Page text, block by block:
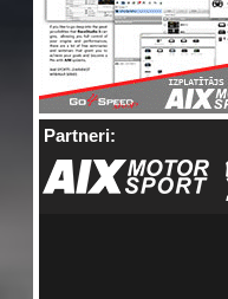
Partneri: